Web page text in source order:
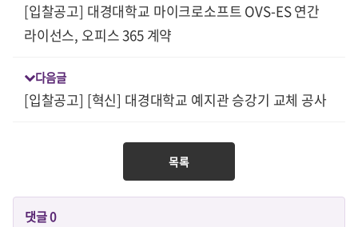
[입찰공고] 대경대학교 마이크로소프트 OVS-ES 연간
라이선스, 오피스 365 계약
다음글
[입찰공고] [혁신] 대경대학교 예지관 승강기 교체 공사
목록
댓글0